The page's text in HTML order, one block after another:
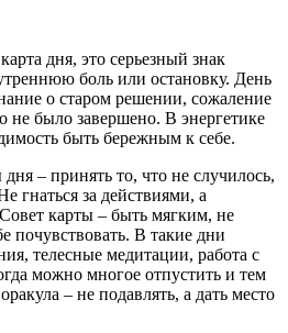
дня, это серьезный знак
боль или остановку. День
о старом решении, сожаление
не было завершено. В энергетике
быть бережным к себе.
– принять то, что не случилось,
гнаться за действиями, а
карты – быть мягким, не
почувствовать. В такие дни
телесные медитации, работа с
можно многое отпустить и тем
– не подавлять, а дать место